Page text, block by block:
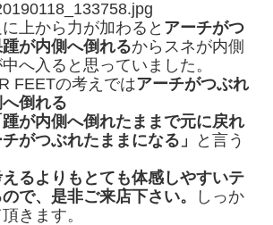
上から力が加わると アーチがつ
が内側へ倒れるからスネが内側
へ入ると思っていました。
FEETの考えではアーチがつぶれ
倒れる
踵が内側へ倒れたままで元に戻れ
がつぶれたままになる」
と言う
るよりもとても体感しやすいテ
で、是非ご来店下さい。
しっか
きます。